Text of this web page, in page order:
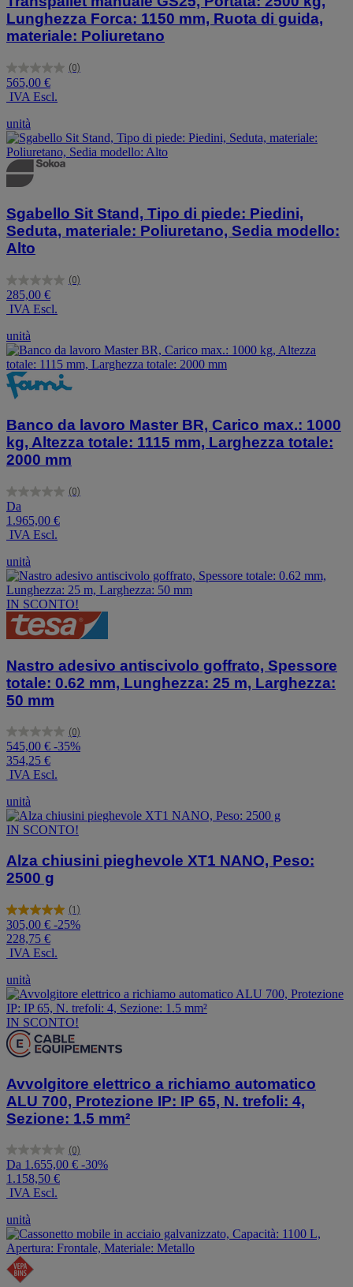
Lunghezza Forca: 1150 mm, Ruota di guida,
materiale: Poliuretano
(0)
0.0
su
5
stelle.
565,00 €
IVA Escl.
unità
Sgabello Sit Stand, Tipo di piede: Piedini,
Seduta, materiale: Poliuretano, Sedia modello:
Alto
(0)
0.0
su
5
stelle.
285,00 €
IVA Escl.
unità
Banco da lavoro Master BR, Carico max.: 1000
kg, Altezza totale: 1115 mm, Larghezza totale:
2000 mm
(0)
0.0
su
5
stelle.
Da
1.965,00 €
IVA Escl.
unità
IN SCONTO!
Nastro adesivo antiscivolo goffrato, Spessore
totale: 0.62 mm, Lunghezza: 25 m, Larghezza:
50 mm
(0)
0.0
su
5
stelle.
545,00 € -35%
354,25 €
IVA Escl.
unità
IN SCONTO!
Alza chiusini pieghevole XT1 NANO, Peso:
2500 g
(1)
5.0
su
5
stelle.
recensione
305,00 € -25%
228,75 €
IVA Escl.
unità
IN SCONTO!
Avvolgitore elettrico a richiamo automatico
ALU 700, Protezione IP: IP 65, N. trefoli: 4,
Sezione: 1.5 mm²
(0)
0.0
su
5
stelle.
Da 1.655,00 € -30%
1.158,50 €
IVA Escl.
unità